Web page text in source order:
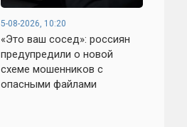
5-08-2026, 10:20
«Это ваш сосед»: россиян
предупредили о новой
схеме мошенников с
опасными файлами